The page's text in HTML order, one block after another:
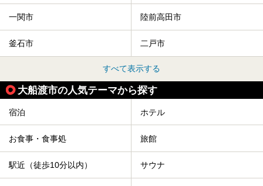
一関市 陸前高田市
釜石市 二戸市
すべて表示する
大船渡市の人気テーマから探す
宿泊 ホテル
お食事・食事処 旅館
駅近（徒歩10分以内） サウナ